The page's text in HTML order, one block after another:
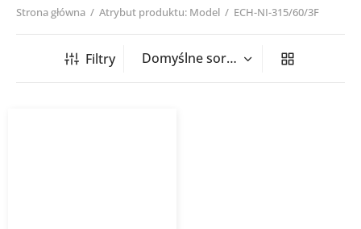
Strona główna / Atrybut produktu: Model / ECH-NI-315/60/3F
Filtry